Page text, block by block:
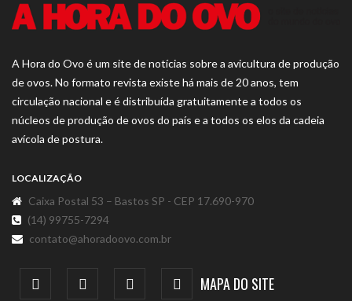
A Hora do Ovo é um site de notícias sobre a avicultura de produção
de ovos. No formato revista existe há mais de 20 anos, tem
circulação nacional e é distribuída gratuitamente a todos os
núcleos de produção de ovos do país e a todos os elos da cadeia
avícola de postura.
LOCALIZAÇÃO
Caixa Postal 53 – Bastos SP - CEP 17.690-970
(14) 99755-7294
contato@ahoradoovo.com.br
MAPA DO SITE